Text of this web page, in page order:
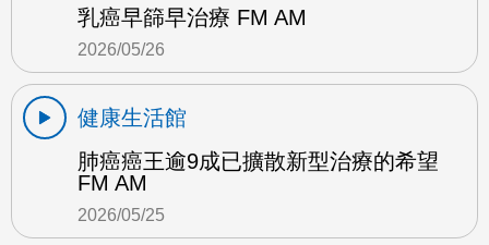
乳癌早篩早治療 FM AM
2026/05/26
健康生活館
肺癌癌王逾9成已擴散新型治療的希望
FM AM
2026/05/25